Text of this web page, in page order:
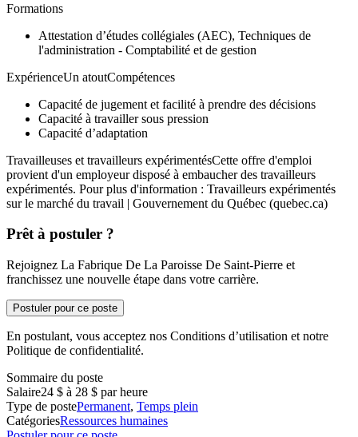
Formations
Attestation d’études collégiales (AEC), Techniques de
l'administration - Comptabilité et de gestion
ExpérienceUn atoutCompétences
Capacité de jugement et facilité à prendre des décisions
Capacité à travailler sous pression
Capacité d’adaptation
Travailleuses et travailleurs expérimentésCette offre d'emploi
provient d'un employeur disposé à embaucher des travailleurs
expérimentés. Pour plus d'information : Travailleurs expérimentés
sur le marché du travail | Gouvernement du Québec (quebec.ca)
Prêt à postuler ?
Rejoignez La Fabrique De La Paroisse De Saint-Pierre et
franchissez une nouvelle étape dans votre carrière.
Postuler pour ce poste
En postulant, vous acceptez nos Conditions d’utilisation et notre
Politique de confidentialité.
Sommaire du poste
Salaire24 $ à 28 $ par heure
Type de postePermanent, Temps plein
CatégoriesRessources humaines